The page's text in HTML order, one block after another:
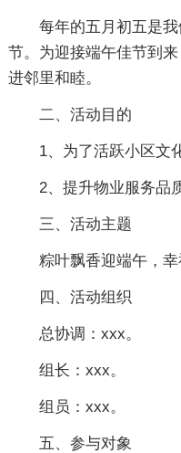
每年的五月初五是
节。为迎接端午佳节到
进邻里和睦。
二、活动目的
1、为了活跃小区文
2、提升物业服务品
三、活动主题
粽叶飘香迎端午，
四、活动组织
总协调：xxx。
组长：xxx。
组员：xxx。
五、参与对象